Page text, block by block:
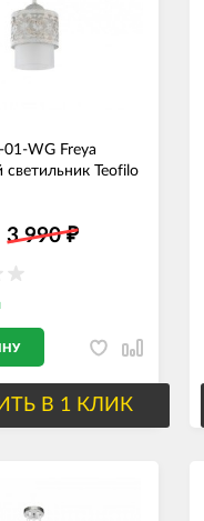
01-WG Freya
светильник Teofilo
3 990₽
В 1 КЛИК